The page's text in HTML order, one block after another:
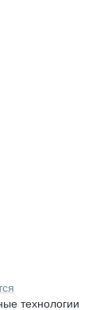
технологии